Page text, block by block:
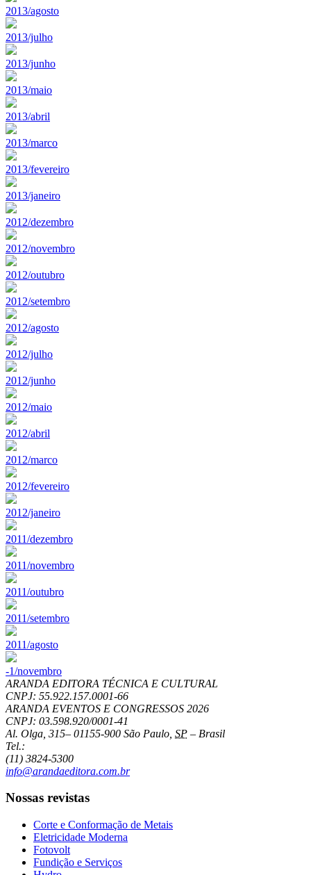
2013/agosto
2013/julho
2013/junho
2013/maio
2013/abril
2013/marco
2013/fevereiro
2013/janeiro
2012/dezembro
2012/novembro
2012/outubro
2012/setembro
2012/agosto
2012/julho
2012/junho
2012/maio
2012/abril
2012/marco
2012/fevereiro
2012/janeiro
2011/dezembro
2011/novembro
2011/outubro
2011/setembro
2011/agosto
-1/novembro
ARANDA EDITORA TÉCNICA E CULTURAL
CNPJ: 55.922.157.0001-66
ARANDA EVENTOS E CONGRESSOS 2026
CNPJ: 03.598.920/0001-41
Al. Olga, 315– 01155-900 São Paulo SP – Brasil
Tel.:
(11) 3824-5300
info@arandaeditora.com.br
Nossas revistas
Corte e Conformação de Metais
Eletricidade Moderna
Fotovolt
Fundição e Serviços